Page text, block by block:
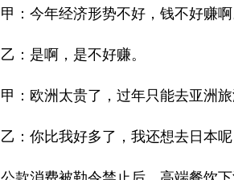
甲：今年经济形势不好，钱不好赚啊
乙：是啊，是不好赚。
甲：欧洲太贵了，过年只能去亚洲旅
乙：你比我好多了，我还想去日本